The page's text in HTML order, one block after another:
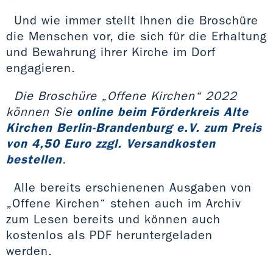
Und wie immer stellt Ihnen die Broschüre
die Menschen vor, die sich für die Erhaltung
und Bewahrung ihrer Kirche im Dorf
engagieren.
Die Broschüre „Offene Kirchen“ 2022
können Sie online beim Förderkreis Alte
Kirchen Berlin-Brandenburg e.V. zum Preis
von 4,50 Euro zzgl. Versandkosten
bestellen.
Alle bereits erschienenen Ausgaben von
„Offene Kirchen“ stehen auch im Archiv
zum Lesen bereits und können auch
kostenlos als PDF heruntergeladen
werden.